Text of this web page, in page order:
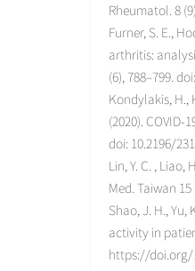
Rheumatol. 8
Furner, S. E.,
arthritis:
(6), 788–799.
Kondylakis, H.,
(2020).
doi: 10.2196/
Lin, Y. C. ,
Med. Taiwan 15
Shao, J. H.,
activity in
https://doi.org/